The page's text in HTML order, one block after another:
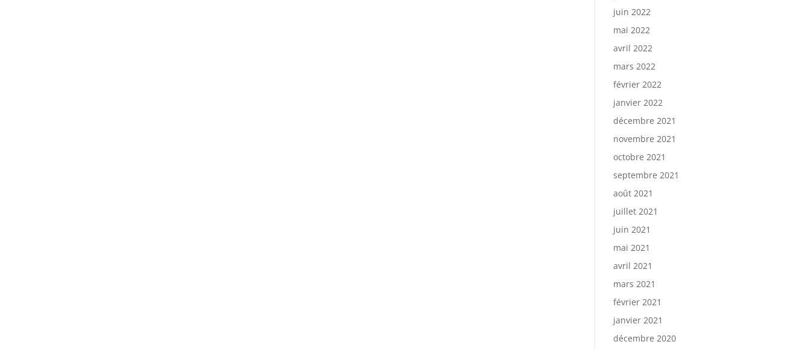
juin 2022
mai 2022
avril 2022
mars 2022
février 2022
janvier 2022
décembre 2021
novembre 2021
octobre 2021
septembre 2021
août 2021
juillet 2021
juin 2021
mai 2021
avril 2021
mars 2021
février 2021
janvier 2021
décembre 2020